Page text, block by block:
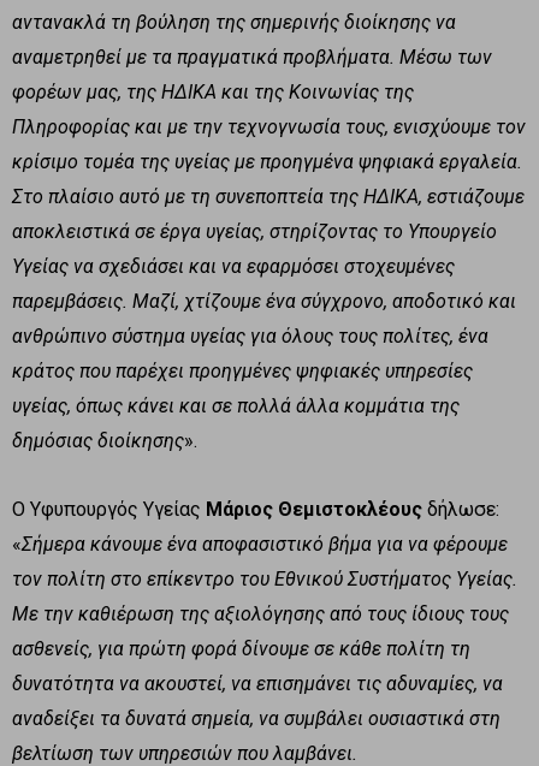
αντανακλά τη βούληση της σημερινής διοίκησης να
αναμετρηθεί με τα πραγματικά προβλήματα. Μέσω των
φορέων μας, της ΗΔΙΚΑ και της Κοινωνίας της
Πληροφορίας και με την τεχνογνωσία τους, ενισχύουμε τον
κρίσιμο τομέα της υγείας με προηγμένα ψηφιακά εργαλεία.
Στο πλαίσιο αυτό με τη συνεποπτεία της ΗΔΙΚΑ, εστιάζουμε
αποκλειστικά σε έργα υγείας, στηρίζοντας το Υπουργείο
Υγείας να σχεδιάσει και να εφαρμόσει στοχευμένες
παρεμβάσεις. Μαζί, χτίζουμε ένα σύγχρονο, αποδοτικό και
ανθρώπινο σύστημα υγείας για όλους τους πολίτες, ένα
κράτος που παρέχει προηγμένες ψηφιακές υπηρεσίες
υγείας, όπως κάνει και σε πολλά άλλα κομμάτια της
δημόσιας διοίκησης».
Ο Υφυπουργός Υγείας Μάριος Θεμιστοκλέους δήλωσε:
«Σήμερα κάνουμε ένα αποφασιστικό βήμα για να φέρουμε
τον πολίτη στο επίκεντρο του Εθνικού Συστήματος Υγείας.
Με την καθιέρωση της αξιολόγησης από τους ίδιους τους
ασθενείς, για πρώτη φορά δίνουμε σε κάθε πολίτη τη
δυνατότητα να ακουστεί, να επισημάνει τις αδυναμίες, να
αναδείξει τα δυνατά σημεία, να συμβάλει ουσιαστικά στη
βελτίωση των υπηρεσιών που λαμβάνει.